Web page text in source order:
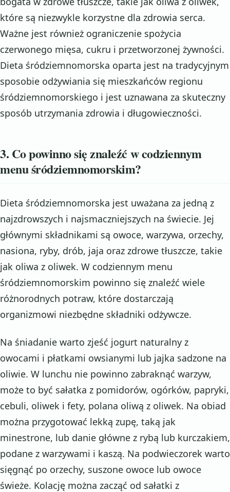
które są niezwykle korzystne dla zdrowia serca.
Ważne jest również ograniczenie spożycia
czerwonego mięsa, cukru i przetworzonej żywności.
Dieta śródziemnomorska oparta jest na tradycyjnym
sposobie odżywiania się mieszkańców regionu
śródziemnomorskiego i jest uznawana za skuteczny
sposób utrzymania zdrowia i długowieczności.
3. Co powinno się znaleźć w codziennym
menu śródziemnomorskim?
Dieta śródziemnomorska jest uważana za jedną z
najzdrowszych i najsmaczniejszych na świecie. Jej
głównymi składnikami są owoce, warzywa, orzechy,
nasiona, ryby, drób, jaja oraz zdrowe tłuszcze, takie
jak oliwa z oliwek. W codziennym menu
śródziemnomorskim powinno się znaleźć wiele
różnorodnych potraw, które dostarczają
organizmowi niezbędne składniki odżywcze.
Na śniadanie warto zjeść jogurt naturalny z
owocami i płatkami owsianymi lub jajka sadzone na
oliwie. W lunchu nie powinno zabraknąć warzyw,
może to być sałatka z pomidorów, ogórków, papryki,
cebuli, oliwek i fety, polana oliwą z oliwek. Na obiad
można przygotować lekką zupę, taką jak
minestrone, lub danie główne z rybą lub kurczakiem,
podane z warzywami i kaszą. Na podwieczorek warto
sięgnąć po orzechy, suszone owoce lub owoce
świeże. Kolację można zacząć od sałatki z